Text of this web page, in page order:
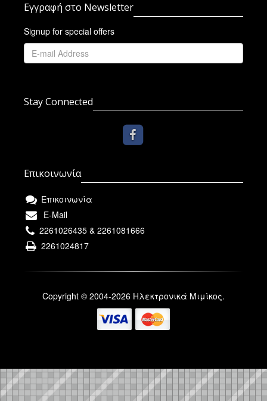
Εγγραφή στο Newsletter
Signup for special offers
Stay Connected
Επικοινωνία
Επικοινωνία
E-Mail
2261026435 & 2261081666
2261024817
Copyright © 2004-2026 Ηλεκτρονικά Μιμίκος.